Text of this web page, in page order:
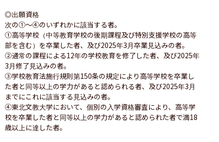
◎出願資格
次の①～④のいずれかに該当する者。
①高等学校（中等教育学校の後期課程及び特別支援学校の高等
部を含む）を卒業した者、及び2025年3月卒業見込みの者。
②通常の課程による12年の学校教育を修了した者、及び2025年
3月修了見込みの者。
③学校教育法施行規則第150条の規定により高等学校を卒業し
た者と同等以上の学力があると認められる者、及び2025年3月
までにこれに該当する見込みの者。
④東北文教大学において、個別の入学資格審査により、高等学
校を卒業した者と同等以上の学力があると認められた者で満18
歳以上に達した者。